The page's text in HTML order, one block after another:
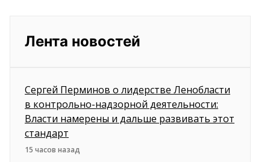
Лента новостей
Сергей Перминов о лидерстве Ленобласти
в контрольно-надзорной деятельности:
Власти намерены и дальше развивать этот
стандарт
15 часов назад